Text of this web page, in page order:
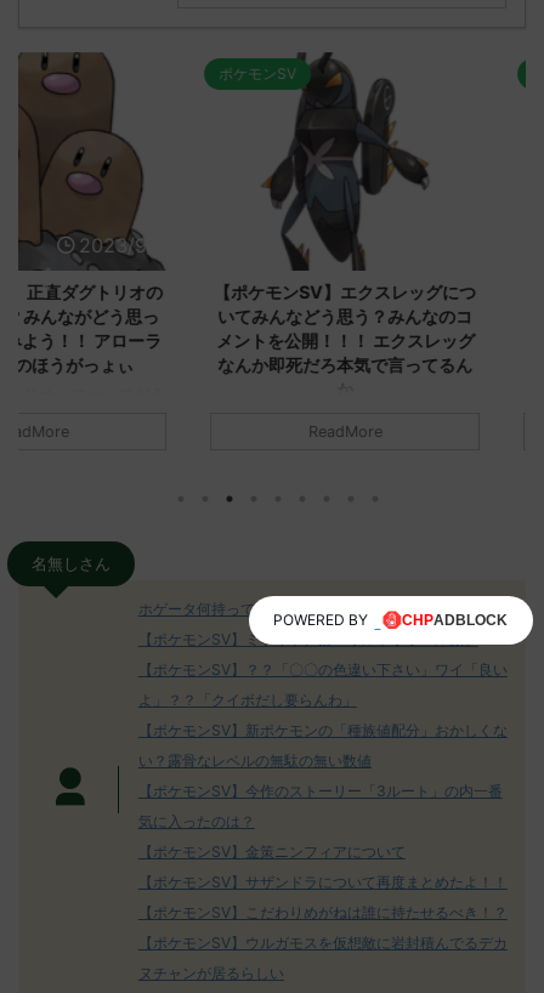
2023/9/8
トリオの
どう思っ
アローラ
っょぃ
test/re
リージョ
ただダグト
れたウミト
ポケモンSV
2023/9/8
【ポケモンSV】エクスレッグにつ
いてみんなどう思う？みんなのコ
メントを公開！！！ エクスレッグ
なんか即死だろ本気で言ってるん
う思ってる？ 初めの記事 元のス
ッグヘルムかっこいいから助かる 名
無しさん0971 0971 名無しさん、君に
決めた！ (ﾜｯﾁｮｲW b524-NwUu)
2023/06/28(水 ...
ポケモンSV
【ポケモ
みんなど
メントを
リーはバ
え忘れたガ
たラウドボ
しさん0624
名無しさん
ホゲータ何持ってるのｗｗアホ面で可愛すぎる件！
【ポケモンSV】ミライドンは「ウルトラボール派」
【ポケモンSV】？？「〇〇の色違い下さい」ワイ「良い
よ」？？「クイボだし要らんわ」
【ポケモンSV】新ポケモンの「種族値配分」おかしくな
い？露骨なレベルの無駄の無い数値
【ポケモンSV】今作のストーリー「3ルート」の内一番
気に入ったのは？
【ポケモンSV】金策ニンフィアについて
【ポケモンSV】サザンドラについて再度まとめたよ！！
【ポケモンSV】こだわりめがねは誰に持たせるべき！？
【ポケモンSV】ウルガモスを仮想敵に岩封積んでるデカ
ヌチャンが居るらしい
POWERED BY